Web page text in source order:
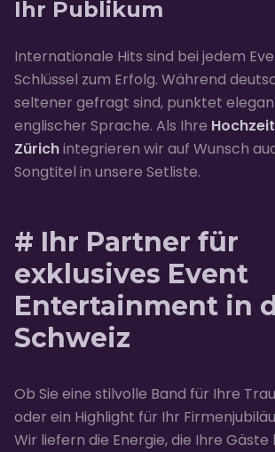
Ihr Publikum
Internationale Hits sind bei jedem
Schlüssel zum Erfolg. Während
seltener gefragt sind, punktet
englischer Sprache. Als Ihre
Zürichintegrieren wir auf Wunsch
Songtitel in unsere Setliste.
# Ihr Partner für
exklusives Event
Entertainment in
Schweiz
Ob Sie eine stilvolle Band für Ihre
oder ein Highlight für Ihr
Wir liefern die Energie, die Ihre